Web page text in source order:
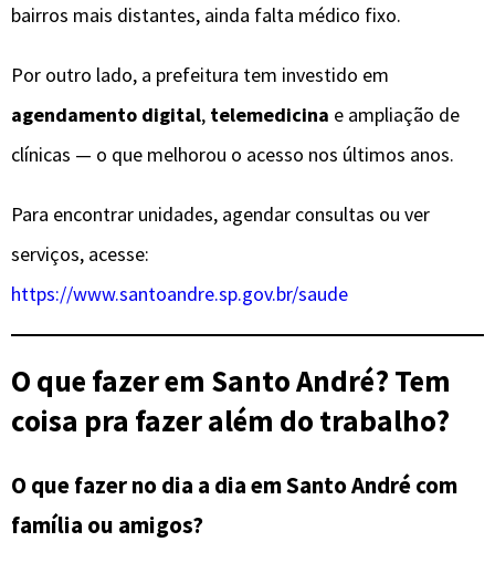
bairros mais distantes, ainda falta médico fixo.
Por outro lado, a prefeitura tem investido em
agendamento digital, telemedicina e ampliação de
clínicas — o que melhorou o acesso nos últimos anos.
Para encontrar unidades, agendar consultas ou ver
serviços, acesse:
https://www.santoandre.sp.gov.br/saude
O que fazer em Santo André? Tem
coisa pra fazer além do trabalho?
O que fazer no dia a dia em Santo André com
família ou amigos?